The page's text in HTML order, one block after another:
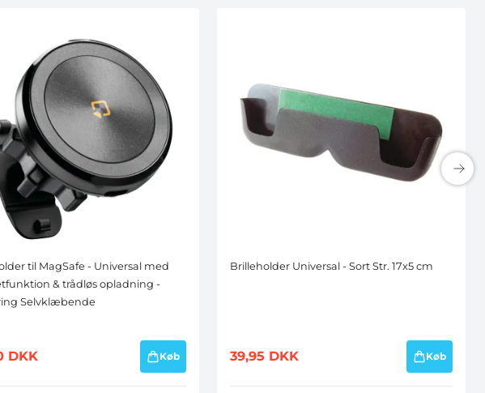
til MagSafe - Universal med
& trådløs opladning -
Selvklæbende
DKK Køb
Brilleholder Universal - Sort Str. 17x5 cm
39,95 DKK Køb